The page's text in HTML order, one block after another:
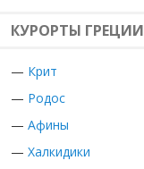
КУРОРТЫ ГРЕЦИИ
— Крит
— Родос
— Афины
— Халкидики